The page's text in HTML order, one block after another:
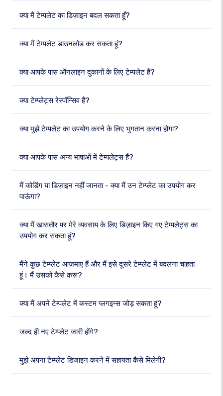
क्या मैं टेम्पलेट का डिज़ाइन बदल सकता हूँ?
क्या मैं टेम्पलेट डाउनलोड कर सकता हूं?
क्या आपके पास ऑनलाइन दुकानों के लिए टेम्पलेट हैं?
क्या टेम्प्लेट्स रेस्पॉन्सिव हैं?
क्या मुझे टेम्पलेट का उपयोग करने के लिए भुगतान करना होगा?
क्या आपके पास अन्य भाषाओं में टेम्पलेट्स हैं?
मैं कोडिंग या डिज़ाइन नहीं जानता - क्या मैं उन टेम्प्लेट का उपयोग कर
पाऊंगा?
क्या मैं खासतौर पर मेरे व्यवसाय के लिए डिज़ाइन किए गए टेम्पलेट्स का
उपयोग कर सकता हूं?
मैंने कुछ टेम्प्लेट आज़माए हैं और मैं इसे दूसरे टेम्प्लेट में बदलना चाहता
हूं। मैं उसको कैसे करू?
क्या मैं अपने टेम्पलेट में कस्टम प्लगइन्स जोड़ सकता हूं?
जल्द ही नए टेम्प्लेट जारी होंगे?
मुझे अपना टेम्प्लेट डिजाइन करने में सहायता कैसे मिलेगी?